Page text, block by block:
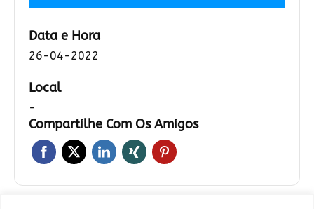
Data e Hora
26-04-2022
Local
-
Compartilhe Com Os Amigos